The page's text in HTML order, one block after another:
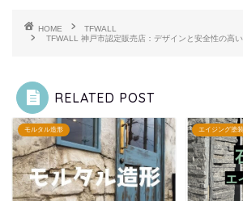
HOME
TFWALL
TFWALL 神戸市認定販売店：デザインと安全性の高
RELATED POST
モルタル造形 エイジング塗装